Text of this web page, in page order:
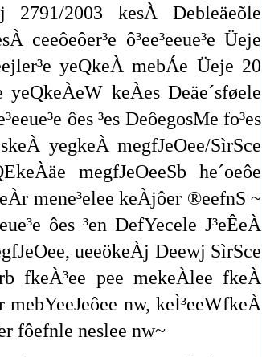
2003 kesÀ Debleäeõle
ceeôeôer³e ô³ee³eeue³e Üeje
yeQkeÀ mebÁe Üeje 20
keÀes Deäe´sføele
ôes ³es DeôegosMe fo³es
yegkeÀ megfJeOee/SìrSce
megfJeOeeSb he´oeôe
mene³elee keÀjôer ®eefnS ~
ôes ³en DefYecele J³eÊeÀ
ueeökeÀj Deewj SìrSce
fkeÀ³ee pee mekeÀlee fkeÀ
nw, keÌ³eeWfkeÀ
fôefnle neslee nw~